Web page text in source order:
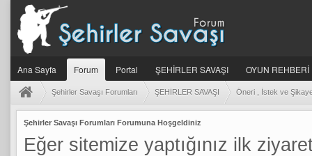
Ana Sayfa Forum Portal ŞEHİRLER SAVAŞI OYUN REHBERİ
Şehirler Savaşı Forumları ŞEHİRLER SAVAŞI Öneri , İstek ve
Şehirler Savaşı Forumları Forumuna Hoşgeldiniz
Eğer sitemize yaptığınız ilk